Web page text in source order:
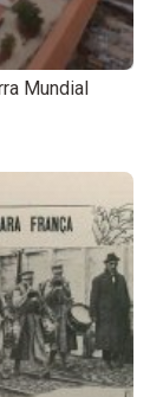
Mundial